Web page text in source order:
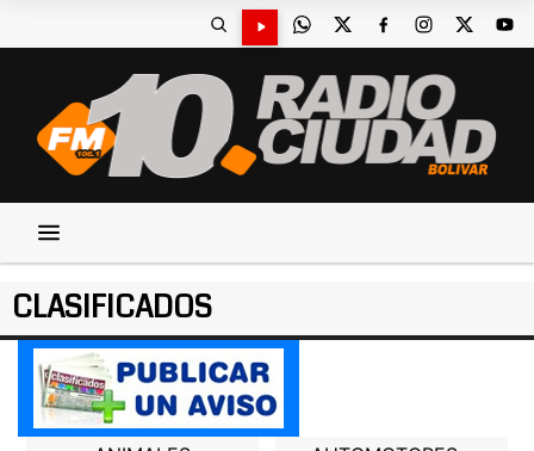
CLASIFICADOS